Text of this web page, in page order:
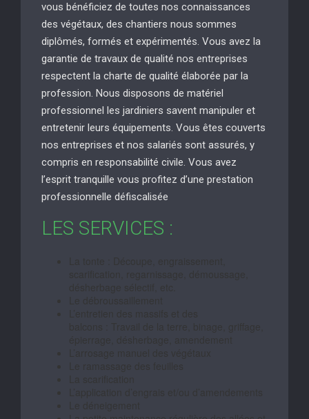
vous bénéficiez de toutes nos connaissances
des végétaux, des chantiers nous sommes
diplômés, formés et expérimentés. Vous avez la
garantie de travaux de qualité nos entreprises
respectent la charte de qualité élaborée par la
profession. Nous disposons de matériel
professionnel les jardiniers savent manipuler et
entretenir leurs équipements. Vous êtes couverts
nos entreprises et nos salariés sont assurés, y
compris en responsabilité civile. Vous avez
l’esprit tranquille vous profitez d’une prestation
professionnelle défiscalisée
LES SERVICES :